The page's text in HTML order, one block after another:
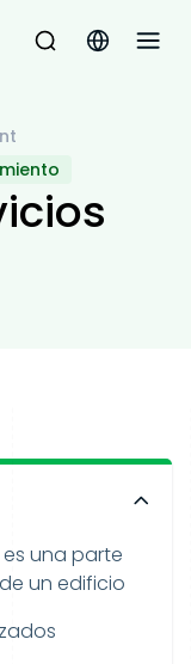
una parte
un edificio